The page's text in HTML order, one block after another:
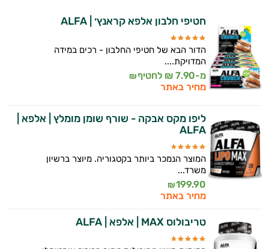
חטיפי חלבון אלפא קראנץ׳ | ALFA
הדור הבא של חטיפי החלבון - רכים במידה
המדויקת....
מ-7.90 ₪ לחטיף ₪
מחיר באתר
ליפו מקס אבקה - שורף שומן מומלץ | אלפא |
ALFA
המוצר הנמכר ביותר בקטגוריה. מיוצר ברשיון
משרד...
199.90
₪
מחיר באתר
טריבולוס MAX | אלפא | ALFA